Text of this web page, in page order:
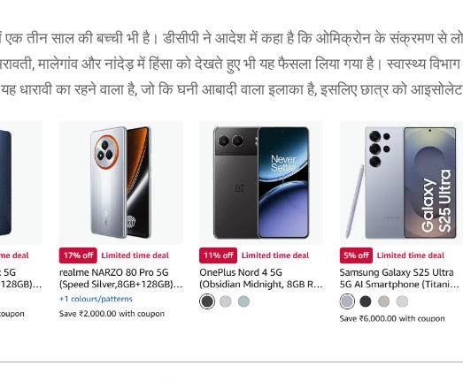
में एक तीन साल की बच्ची भी है। डीसीपी ने आदेश में कहा है कि ओमिक्रोन के संक्रमण से
मालेगांव और नांदेड़ में हिंसा को देखते हुए भी यह फैसला लिया गया है। स्वास्थ्य
धारावी का रहने वाला है, जो कि घनी आबादी वाला इलाका है, इसलिए छात्र को